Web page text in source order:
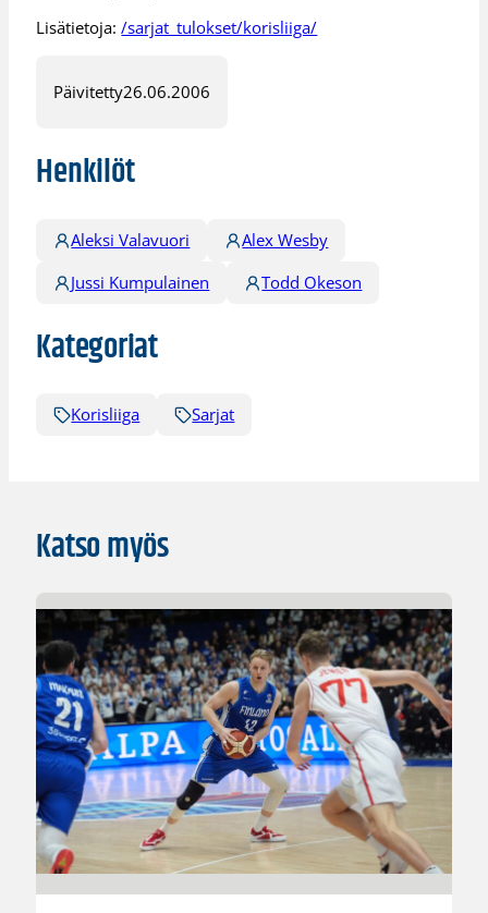
Lisätietoja:/sarjat_tulokset/korisliiga/
Päivitetty26.06.2006
Henkilöt
Aleksi Valavuori
Alex Wesby
Jussi Kumpulainen
Todd Okeson
Kategoriat
Korisliiga Sarjat
Katso myös